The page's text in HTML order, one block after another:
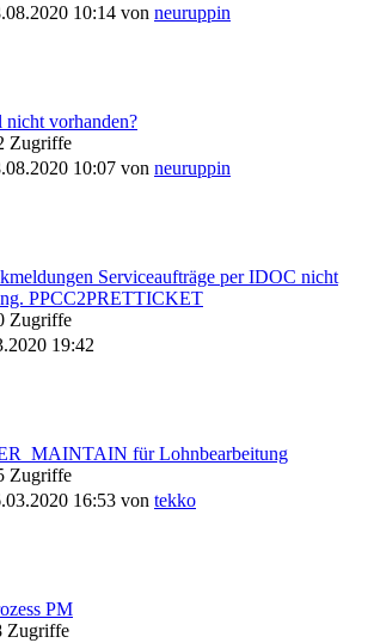
10:14 von neuruppin
vorhanden?
Zugriffe
10:07 von neuruppin
Serviceaufträge per IDOC nicht
PPCC2PRETTICKET
Zugriffe
19:42
für Lohnbearbeitung
Zugriffe
16:53 von tekko
PM
Zugriffe